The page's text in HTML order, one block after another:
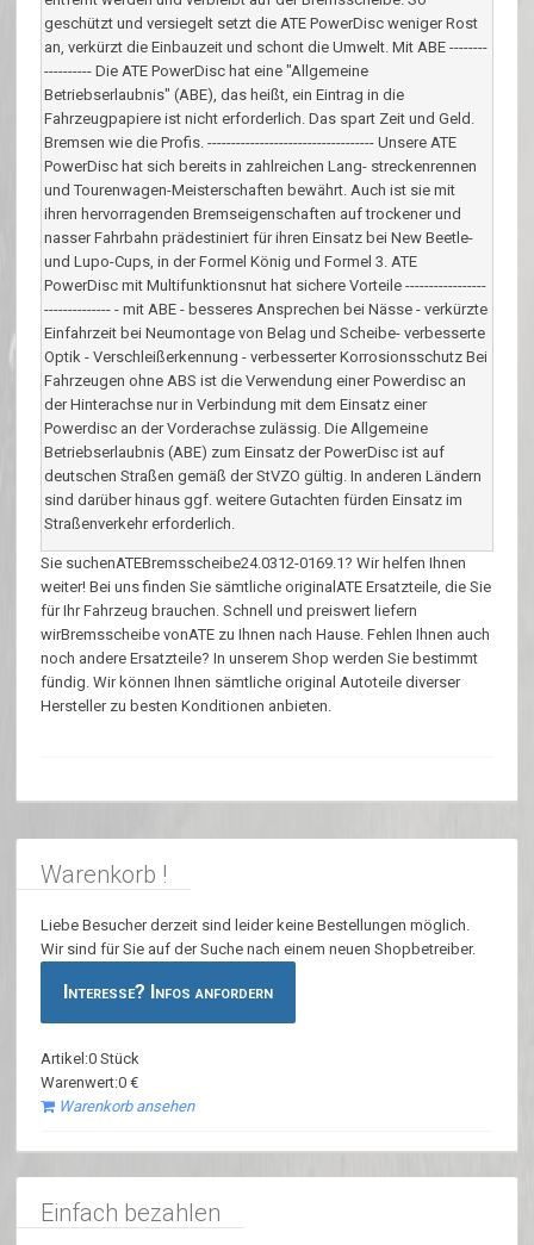
geschützt und versiegelt setzt die ATE PowerDisc weniger Rost
an, verkürzt die Einbauzeit und schont die Umwelt. Mit ABE --------
---------- Die ATE PowerDisc hat eine "Allgemeine
Betriebserlaubnis" (ABE), das heißt, ein Eintrag in die
Fahrzeugpapiere ist nicht erforderlich. Das spart Zeit und Geld.
Bremsen wie die Profis. ----------------------------------- Unsere ATE
PowerDisc hat sich bereits in zahlreichen Lang- streckenrennen
und Tourenwagen-Meisterschaften bewährt. Auch ist sie mit
ihren hervorragenden Bremseigenschaften auf trockener und
nasser Fahrbahn prädestiniert für ihren Einsatz bei New Beetle-
und Lupo-Cups, in der Formel König und Formel 3. ATE
PowerDisc mit Multifunktionsnut hat sichere Vorteile -----------------
-------------- - mit ABE - besseres Ansprechen bei Nässe - verkürzte
Einfahrzeit bei Neumontage von Belag und Scheibe- verbesserte
Optik - Verschleißerkennung - verbesserter Korrosionsschutz Bei
Fahrzeugen ohne ABS ist die Verwendung einer Powerdisc an
der Hinterachse nur in Verbindung mit dem Einsatz einer
Powerdisc an der Vorderachse zulässig. Die Allgemeine
Betriebserlaubnis (ABE) zum Einsatz der PowerDisc ist auf
deutschen Straßen gemäß der StVZO gültig. In anderen Ländern
sind darüber hinaus ggf. weitere Gutachten fürden Einsatz im
Straßenverkehr erforderlich.
Sie suchenATEBremsscheibe24.0312-0169.1? Wir helfen Ihnen
weiter! Bei uns finden Sie sämtliche originalATE Ersatzteile, die Sie
für Ihr Fahrzeug brauchen. Schnell und preiswert liefern
wirBremsscheibe vonATE zu Ihnen nach Hause. Fehlen Ihnen auch
noch andere Ersatzteile? In unserem Shop werden Sie bestimmt
fündig. Wir können Ihnen sämtliche original Autoteile diverser
Hersteller zu besten Konditionen anbieten.
Warenkorb !
Liebe Besucher derzeit sind leider keine Bestellungen möglich.
Wir sind für Sie auf der Suche nach einem neuen Shopbetreiber.
Interesse? Infos anfordern
Artikel:0 Stück
Warenwert:0 €
Warenkorb ansehen
Einfach bezahlen